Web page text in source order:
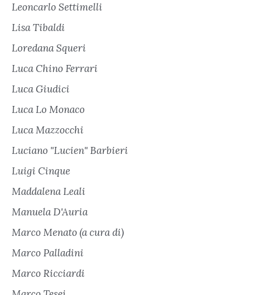
Leoncarlo Settimelli
Lisa Tibaldi
Loredana Squeri
Luca Chino Ferrari
Luca Giudici
Luca Lo Monaco
Luca Mazzocchi
Luciano "Lucien" Barbieri
Luigi Cinque
Maddalena Leali
Manuela D'Auria
Marco Menato (a cura di)
Marco Palladini
Marco Ricciardi